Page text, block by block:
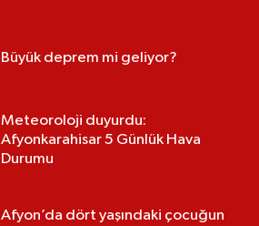
Büyük deprem mi geliyor?
Meteoroloji duyurdu:
Afyonkarahisar 5 Günlük Hava
Durumu
Afyon’da dört yaşındaki çocuğun